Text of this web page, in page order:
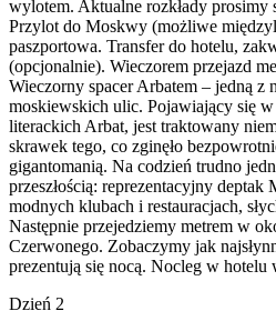
wylotem. Aktualne rozkłady prosimy
Przylot do Moskwy (możliwe
paszportowa. Transfer do hotelu,
(opcjonalnie). Wieczorem przejazd
Wieczorny spacer Arbatem – jedną z
moskiewskich ulic. Pojawiający się
literackich Arbat, jest traktowany
skrawek tego, co zginęło
gigantomanią. Na codzień trudno
przeszłością: reprezentacyjny
modnych klubach i restauracjach,
Następnie przejedziemy metrem w
Czerwonego. Zobaczymy jak
prezentują się nocą. Nocleg w hotelu
Dzień 2